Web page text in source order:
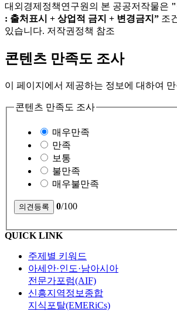
대외경제정책연구원의 본 공공저작물은 "
: 출처표시 + 상업적 금지 + 변경금지” 조
있습니다. 저작권정책 참조
콘텐츠 만족도 조사
이 페이지에서 제공하는 정보에 대하여
콘텐츠 만족도 조사
매우만족
만족
보통
불만족
매우불만족
0/100
QUICK LINK
주제별 키워드
아세안·인도·남아시아
전문가포럼(AIF)
신흥지역정보종합
지식포탈(EMERiCs)